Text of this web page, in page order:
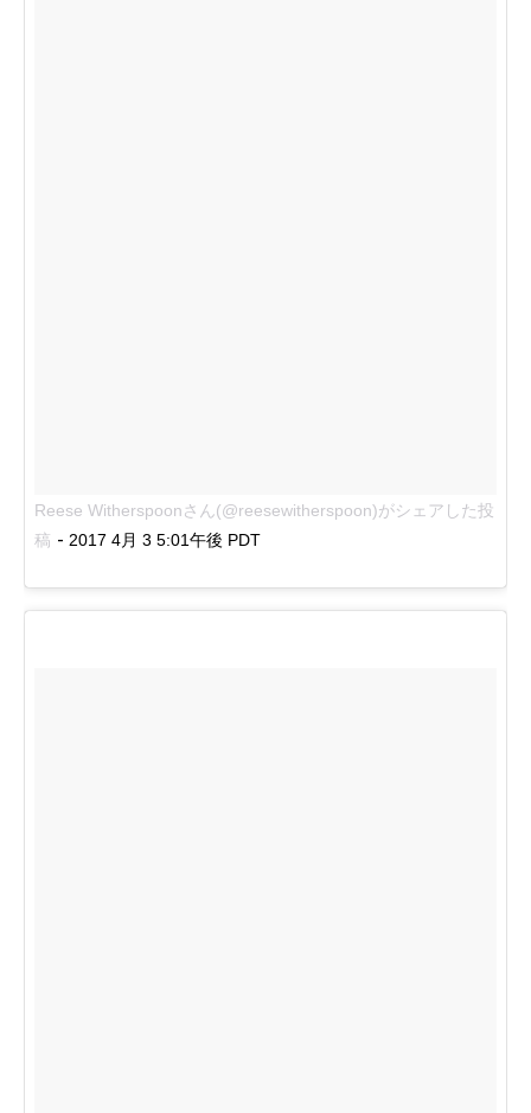
Reese Witherspoonさん(@reesewitherspoon)がシェアした投
稿 - 2017 4月 3 5:01午後 PDT